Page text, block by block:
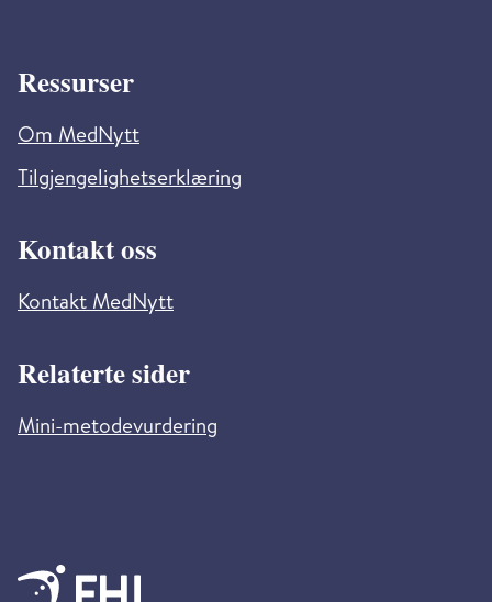
Ressurser
Om MedNytt
Tilgjengelighetserklæring
Kontakt oss
Kontakt MedNytt
Relaterte sider
Mini-metodevurdering